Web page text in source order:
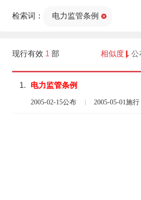
法部官网)同步公
检索词： 电力监管条例
现行有效 1 部 相似度 公
1. 电力监管条例
2005-02-15公布 2005-05-01施行